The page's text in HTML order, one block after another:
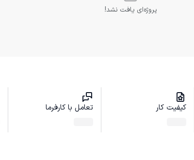
پروژه‌ای یافت نشد!
کیفیت کار تعامل با کارفرما